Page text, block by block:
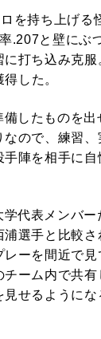
を持ち上げる
.207と壁にぶ
打ち込み克
した。
したものを
ので、練習
陣を相手に
代表メンバ
選手と比較さ
ーを間近で
ーム内で共
せるようにな